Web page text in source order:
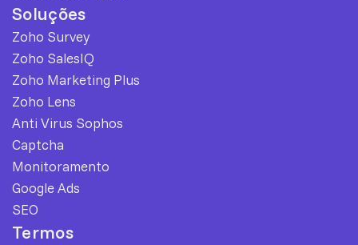
Soluções
Zoho Survey
Zoho SalesIQ
Zoho Marketing Plus
Zoho Lens
Anti Virus Sophos
Captcha
Monitoramento
Google Ads
SEO
Termos